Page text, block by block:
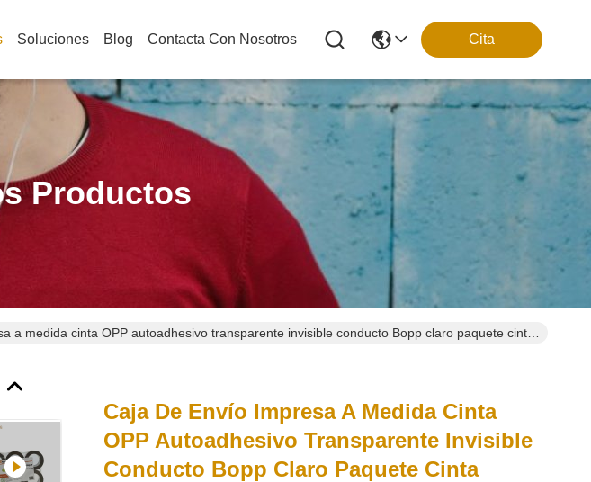
Soluciones Blog Contacta Con Nosotros Cita
Productos
a medida cinta OPP autoadhesivo transparente invisible conducto Bopp claro paquete cinta
Caja De Envío Impresa A Medida Cinta
OPP Autoadhesivo Transparente Invisible
Conducto Bopp Claro Paquete Cinta